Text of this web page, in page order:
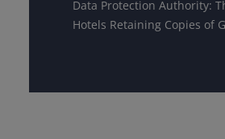
Data Protection Authority:
Hotels Retaining Copies of